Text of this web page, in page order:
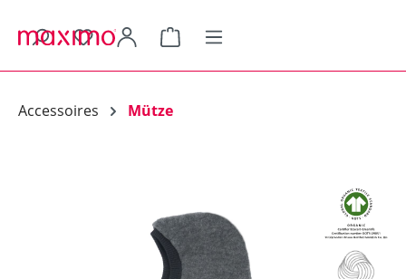
Warenkorb enthält 0
Accessoires Mütze